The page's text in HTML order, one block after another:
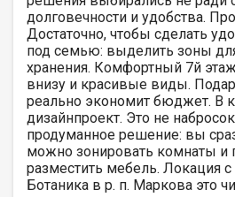
долговечности и удобства.
Достаточно, чтобы сделать
под семью: выделить зоны
хранения. Комфортный 7й
внизу и красивые виды.
реально экономит бюджет. В
дизайнпроект. Это не
продуманное решение: вы
можно зонировать комнаты и
разместить мебель. Локация
Ботаника в р. п. Маркова это